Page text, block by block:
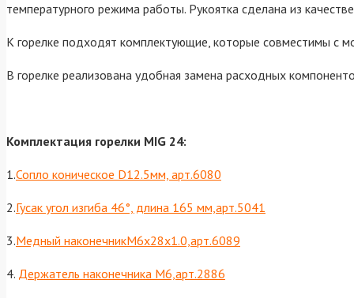
температурного режима работы. Рукоятка сделана из
К горелке подходят комплектующие, которые совместимы с
В горелке реализована удобная замена расходных
Комплектация горелки MIG 24:
1.Сопло коническое D12.5мм, арт.6080
2.Гусак угол изгиба 46°, длина 165 мм,арт.5041
3.Медный наконечникМ6х28х1.0,арт.6089
4. Держатель наконечника М6,арт.2886